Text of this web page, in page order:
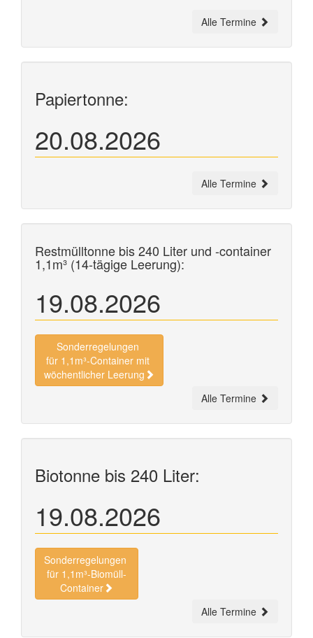
Alle Termine
Papiertonne:
20.08.2026
Alle Termine
Restmülltonne bis 240 Liter und -container
1,1m³ (14-tägige Leerung):
19.08.2026
Sonderregelungen
für 1,1m³-Container mit
wöchentlicher Leerung
Alle Termine
Biotonne bis 240 Liter:
19.08.2026
Sonderregelungen
für 1,1m³-Biomüll-
Container
Alle Termine